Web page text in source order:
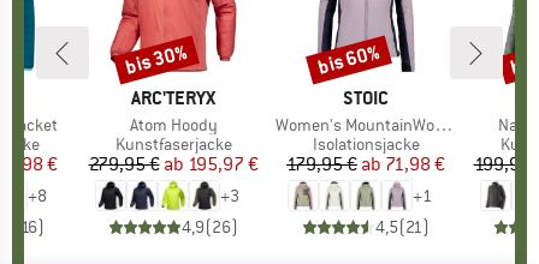
Jacket
Preis
€
+8
16)
MARKE
ARC'TERYX
Artikel
Atom Hoody
Produktgruppe
Kunstfaserjacke
Preis
279,95 € reduzierter Preis
ab 195,97 €
+3
4,9(26)
Rabatt
bis 30%
MARKE
STOIC
Artikel
Women's MountainWool60 JokkmokkSt. Hybrid Hoody
Produktgruppe
Isolationsjacke
Preis
179,95 € reduzierter Preis
ab 71,98 €
+1
4,5(21)
Rabatt
bis 60%
199,95